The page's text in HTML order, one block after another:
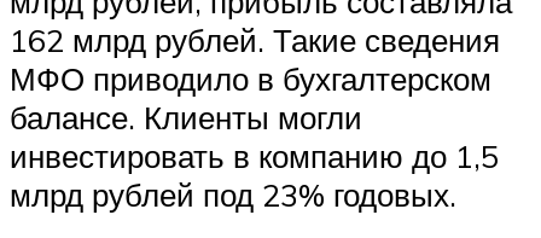
162 млрд рублей. Такие сведения
МФО приводило в бухгалтерском
балансе. Клиенты могли
инвестировать в компанию до 1,5
млрд рублей под 23% годовых.